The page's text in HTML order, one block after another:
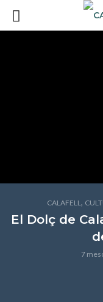
CALAFELL,
El Dolç de
7